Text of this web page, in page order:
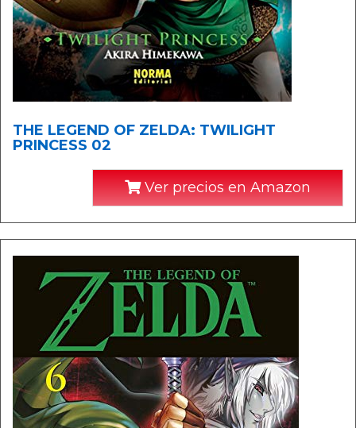
THE LEGEND OF ZELDA: TWILIGHT
PRINCESS 02
Ver precios en Amazon